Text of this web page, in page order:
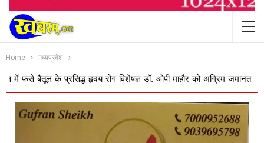
Home मध्यप्रदेश
प्रसिद्ध हृदय रोग विशेषज्ञ डॉ. ओपी माहौर को अग्रिम जमानत बस